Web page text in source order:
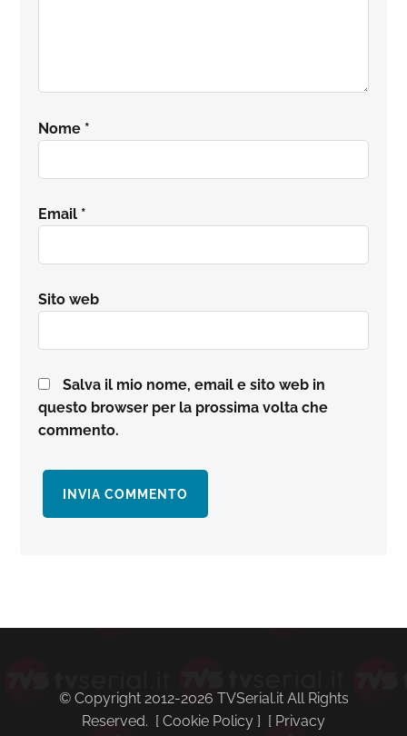
Nome *
Email *
Sito web
Salva il mio nome, email e sito web in
questo browser per la prossima volta che
commento.
primaria
© Copyright 2012-2026 TVSerial.it All Rights
Reserved. [ Cookie Policy ] [ Privacy